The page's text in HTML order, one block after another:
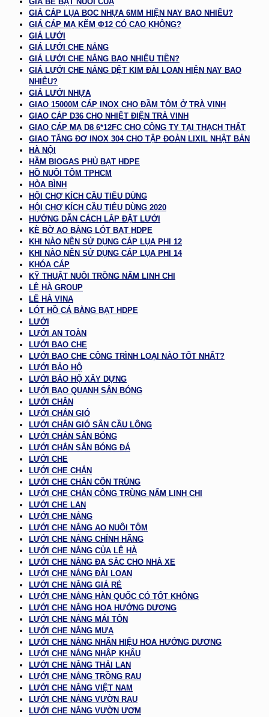
GIÁ CÁP LỤA BỌC NHỰA 6MM HIỆN NAY BAO NHIÊU?
GIÁ CÁP MẠ KẼM Φ12 CÓ CAO KHÔNG?
GIÁ LƯỚI
GIÁ LƯỚI CHE NẮNG
GIÁ LƯỚI CHE NẮNG BAO NHIÊU TIỀN?
GIÁ LƯỚI CHE NẮNG DỆT KIM ĐÀI LOAN HIỆN NAY BAO
NHIÊU?
GIÁ LƯỚI NHỰA
GIAO 15000M CÁP INOX CHO ĐẦM TÔM Ở TRÀ VINH
GIAO CÁP D36 CHO NHIỆT ĐIỆN TRÀ VINH
GIAO CÁP MẠ D8 6*12FC CHO CÔNG TY TẠI THẠCH THẤT
GIAO TĂNG ĐƠ INOX 304 CHO TẬP ĐOÀN LIXIL NHẬT BẢN
HÀ NỘI
HẦM BIOGAS PHỦ BẠT HDPE
HỒ NUÔI TÔM TPHCM
HÒA BÌNH
HỘI CHỢ KÍCH CẦU TIÊU DÙNG
HỘI CHỢ KÍCH CẦU TIÊU DÙNG 2020
HƯỚNG DẪN CÁCH LẮP ĐẶT LƯỚI
KÈ BỜ AO BẰNG LÓT BẠT HDPE
KHI NÀO NÊN SỬ DỤNG CÁP LỤA PHI 12
KHI NÀO NÊN SỬ DỤNG CÁP LỤA PHI 14
KHÓA CÁP
KỸ THUẬT NUÔI TRỒNG NẤM LINH CHI
LÊ HÀ GROUP
LÊ HÀ VINA
LÓT HỒ CÁ BẰNG BẠT HDPE
LƯỚI
LƯỚI AN TOÀN
LƯỚI BAO CHE
LƯỚI BAO CHE CÔNG TRÌNH LOẠI NÀO TỐT NHẤT?
LƯỚI BẢO HỘ
LƯỚI BẢO HỘ XÂY DỰNG
LƯỚI BAO QUANH SÂN BÓNG
LƯỚI CHẮN
LƯỚI CHẮN GIÓ
LƯỚI CHẮN GIÓ SÂN CẦU LÔNG
LƯỚI CHẮN SÂN BÓNG
LƯỚI CHẮN SÂN BÓNG ĐÁ
LƯỚI CHE
LƯỚI CHE CHẮN
LƯỚI CHE CHẮN CÔN TRÙNG
LƯỚI CHE CHẮN CÔNG TRÙNG NẤM LINH CHI
LƯỚI CHE LAN
LƯỚI CHE NẮNG
LƯỚI CHE NẮNG AO NUÔI TÔM
LƯỚI CHE NẮNG CHÍNH HÃNG
LƯỚI CHE NẮNG CỦA LÊ HÀ
LƯỚI CHE NẮNG ĐA SẮC CHO NHÀ XE
LƯỚI CHE NẮNG ĐÀI LOAN
LƯỚI CHE NẮNG GIÁ RẺ
LƯỚI CHE NẮNG HÀN QUỐC CÓ TỐT KHÔNG
LƯỚI CHE NẮNG HOA HƯỚNG DƯƠNG
LƯỚI CHE NẮNG MÁI TÔN
LƯỚI CHE NẮNG MƯA
LƯỚI CHE NẮNG NHÃN HIỆU HOA HƯỚNG DƯƠNG
LƯỚI CHE NẮNG NHẬP KHẨU
LƯỚI CHE NẮNG THÁI LAN
LƯỚI CHE NẮNG TRỒNG RAU
LƯỚI CHE NẮNG VIỆT NAM
LƯỚI CHE NẮNG VƯỜN RAU
LƯỚI CHE NẮNG VƯỜN ƯƠM